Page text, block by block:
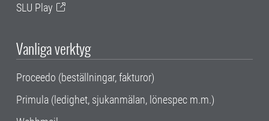
SLU Play
Vanliga verktyg
Proceedo (beställningar, fakturor)
Primula (ledighet, sjukanmälan, lönespec m.m.)